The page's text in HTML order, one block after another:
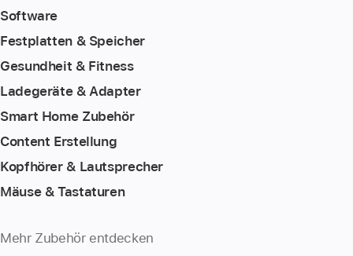
Software
Festplatten & Speicher
Gesundheit & Fitness
Ladegeräte & Adapter
Smart Home Zubehör
Content Erstellung
Kopfhörer & Lautsprecher
Mäuse & Tastaturen
Mehr Zubehör entdecken